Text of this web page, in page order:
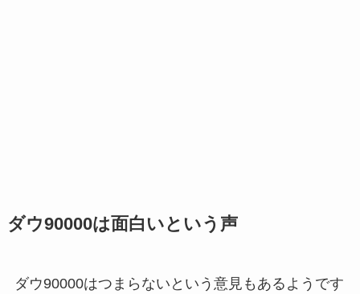
ダウ90000は面白いという声
ダウ90000はつまらないという意見もあるようです